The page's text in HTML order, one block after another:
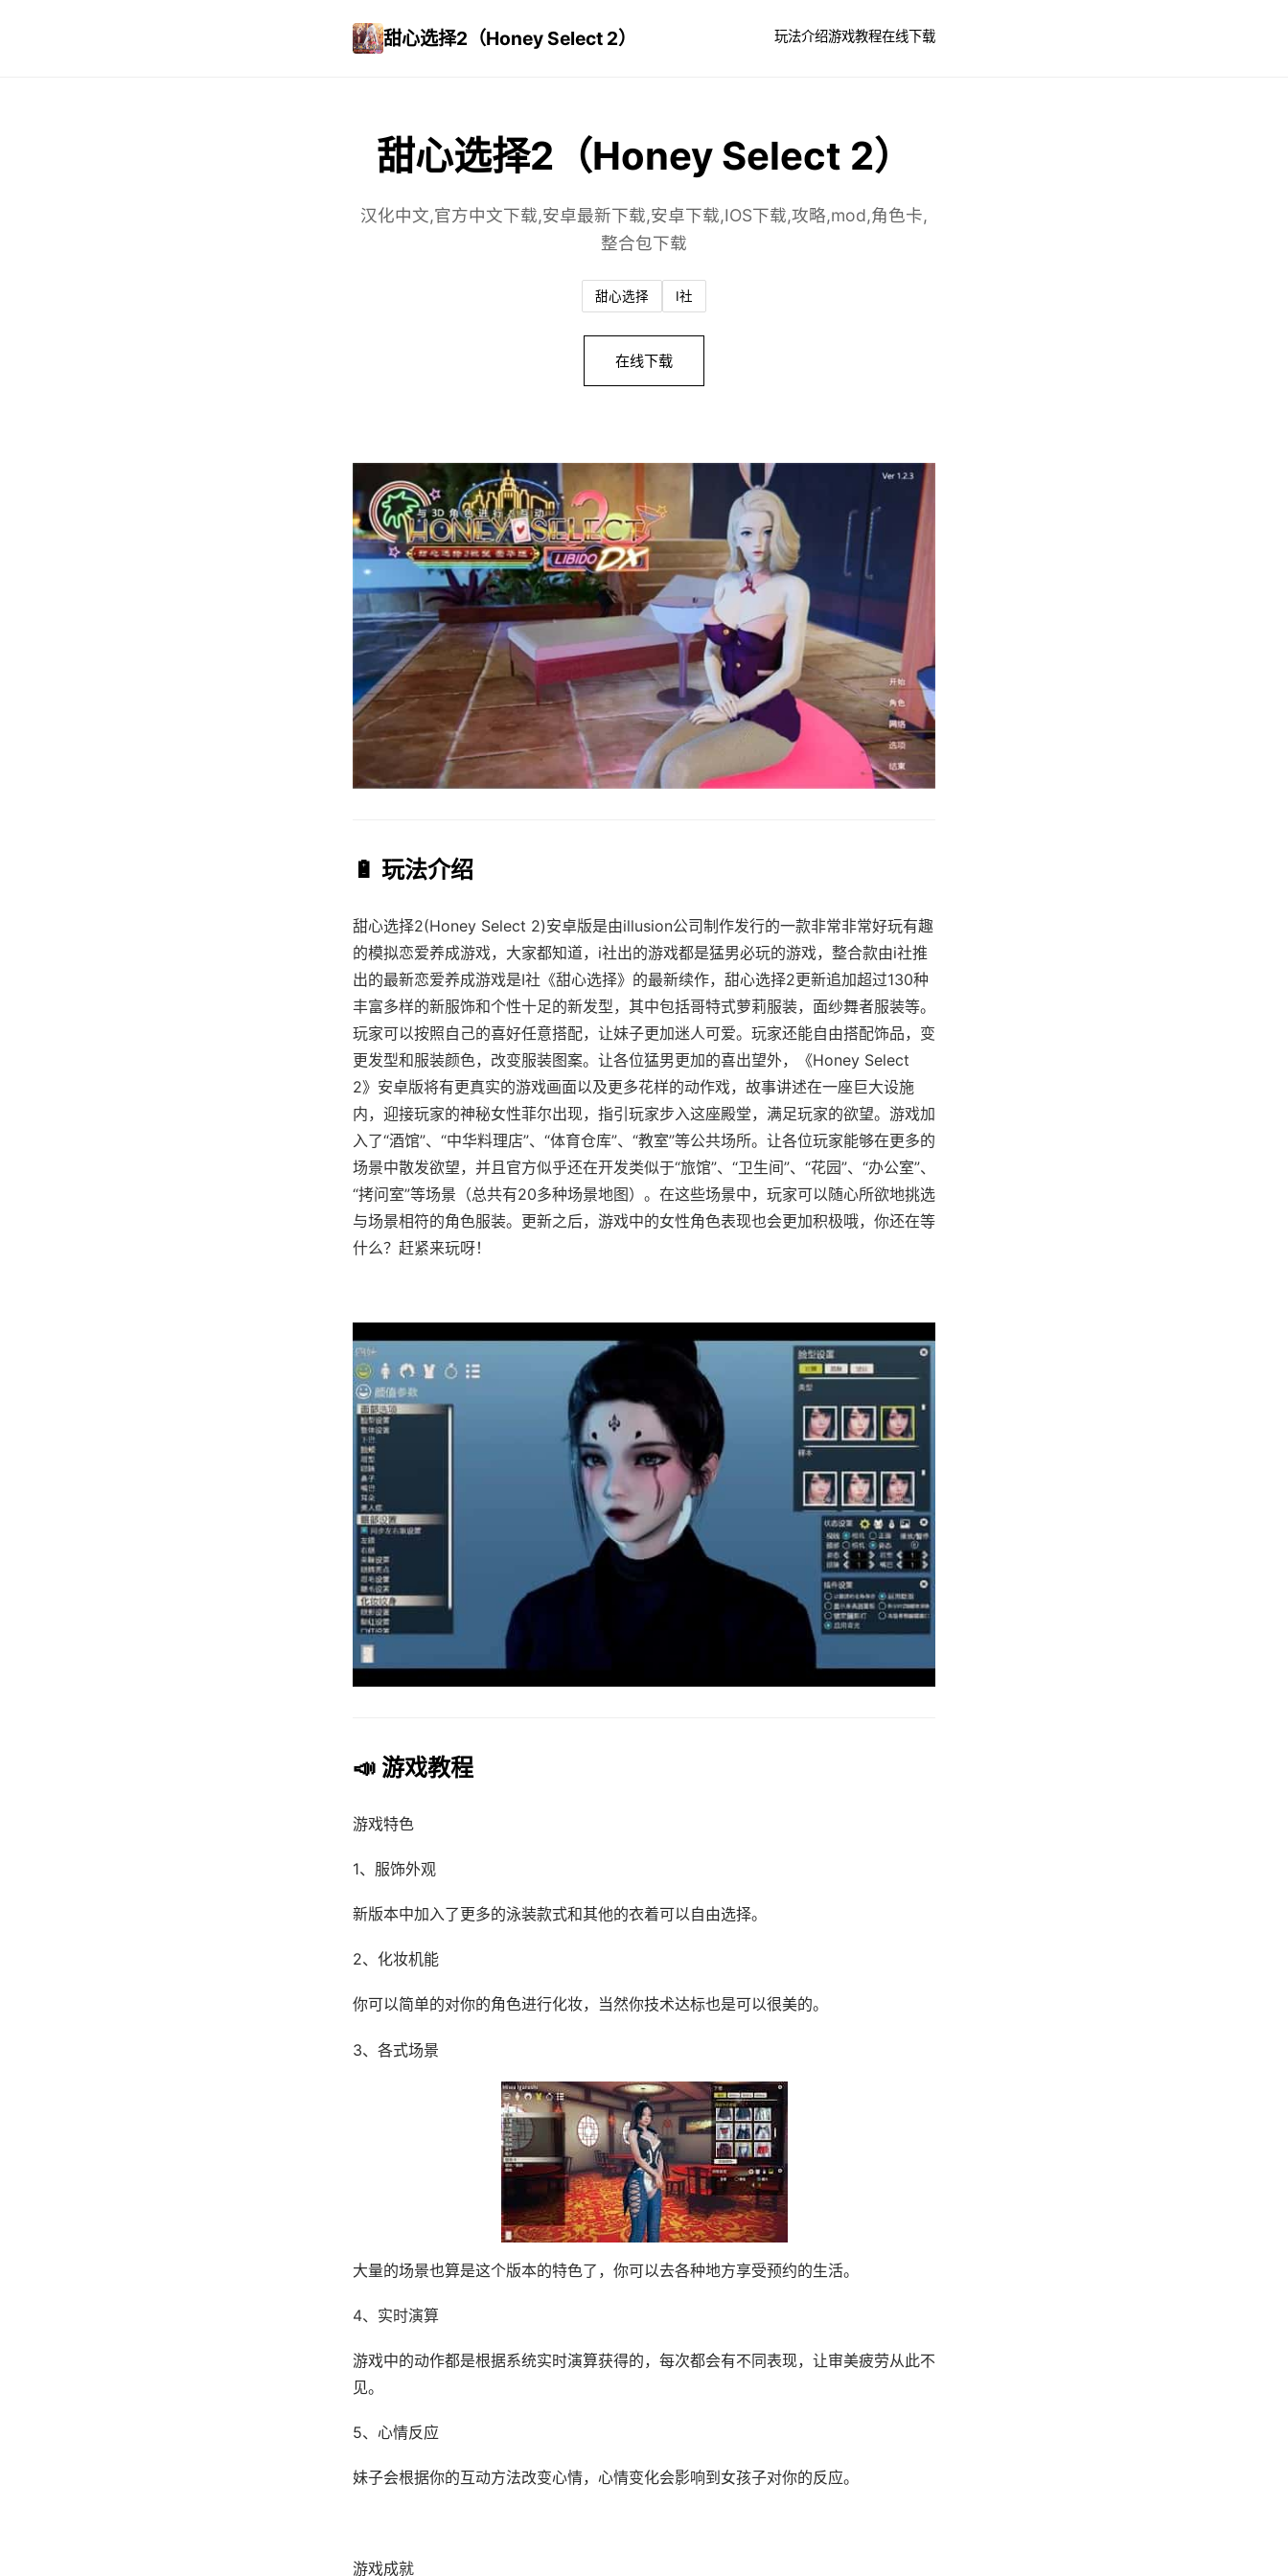
甜心选择2（Honey Select 2） 玩法介绍游戏教程在线下载
甜心选择2（Honey Select 2）
汉化中文,官方中文下载,安卓最新下载,安卓下载,IOS下载,攻略,mod,角色卡,
整合包下载
甜心选择 I社
在线下载
🔋 玩法介绍
甜心选择2(Honey Select 2)安卓版是由illusion公司制作发行的一款非常非常好玩有趣
的模拟恋爱养成游戏，大家都知道，i社出的游戏都是猛男必玩的游戏，整合款由i社推
出的最新恋爱养成游戏是I社《甜心选择》的最新续作，甜心选择2更新追加超过130种
丰富多样的新服饰和个性十足的新发型，其中包括哥特式萝莉服装，面纱舞者服装等。
玩家可以按照自己的喜好任意搭配，让妹子更加迷人可爱。玩家还能自由搭配饰品，变
更发型和服装颜色，改变服装图案。让各位猛男更加的喜出望外，《Honey Select
2》安卓版将有更真实的游戏画面以及更多花样的动作戏，故事讲述在一座巨大设施
内，迎接玩家的神秘女性菲尔出现，指引玩家步入这座殿堂，满足玩家的欲望。游戏加
入了“酒馆”、“中华料理店”、“体育仓库”、“教室”等公共场所。让各位玩家能够在更多的
场景中散发欲望，并且官方似乎还在开发类似于“旅馆”、“卫生间”、“花园”、“办公室”、
“拷问室”等场景（总共有20多种场景地图）。在这些场景中，玩家可以随心所欲地挑选
与场景相符的角色服装。更新之后，游戏中的女性角色表现也会更加积极哦，你还在等
什么？赶紧来玩呀！
📣 游戏教程
游戏特色
1、服饰外观
新版本中加入了更多的泳装款式和其他的衣着可以自由选择。
2、化妆机能
你可以简单的对你的角色进行化妆，当然你技术达标也是可以很美的。
3、各式场景
大量的场景也算是这个版本的特色了，你可以去各种地方享受预约的生活。
4、实时演算
游戏中的动作都是根据系统实时演算获得的，每次都会有不同表现，让审美疲劳从此不
见。
5、心情反应
妹子会根据你的互动方法改变心情，心情变化会影响到女孩子对你的反应。
游戏成就